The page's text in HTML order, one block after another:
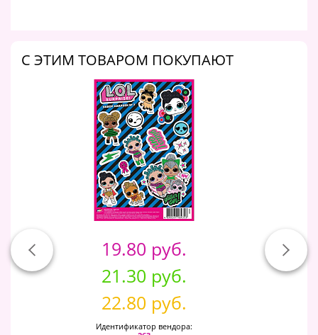
C ЭТИМ ТОВАРОМ ПОКУПАЮТ
19.80 руб.
21.30 руб.
22.80 руб.
Идентификатор вендора: